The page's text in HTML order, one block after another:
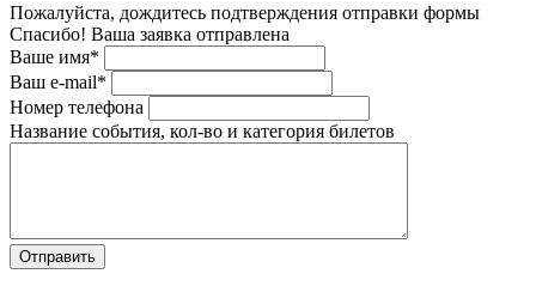
Пожалуйста, дождитесь подтверждения отправки формы
Спасибо! Ваша заявка отправлена
Ваше имя*
Ваш e-mail*
Номер телефона
Название события, кол-во и категория билетов